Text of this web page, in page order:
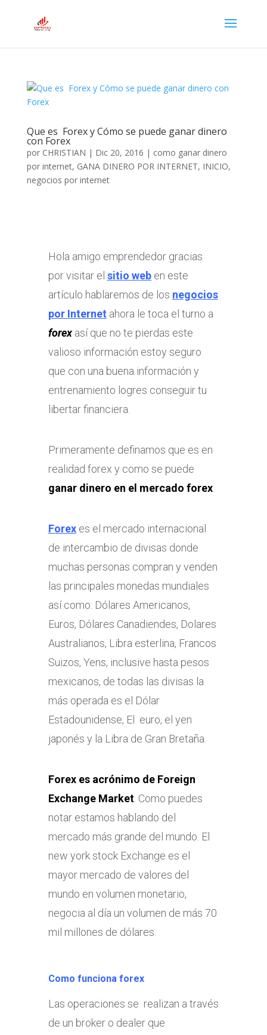
Que es Forex y Cómo se puede ganar dinero
con Forex
por CHRISTIAN | Dic 20, 2016 | como ganar dinero
por internet, GANA DINERO POR INTERNET, INICIO,
negocios por internet
Hola amigo emprendedor gracias
por visitar el sitio weben este
artículo hablaremos de los negocios
por Internet ahora le toca el turno a
forexasí que no te pierdas este
valioso información estoy seguro
que con una buena información y
entrenamiento logres conseguir tu
libertar financiera.
Primeramente definamos que es en
realidad forex y como se puede
ganar dinero en el mercado forex.
Forexes el mercado internacional
de intercambio de divisas donde
muchas personas compran y venden
las principales monedas mundiales
así como: Dólares Americanos,
Euros, Dólares Canadiendes, Dolares
Australianos, Libra esterlina, Francos
Suizos, Yens, inclusive hasta pesos
mexicanos, de todas las divisas la
más operada es el Dólar
Estadounidense, El euro, el yen
japonés y la Libra de Gran Bretaña.
Forex es acrónimo de Foreign
Exchange Market. Como puedes
notar estamos hablando del
mercado más grande del mundo. El
new york stock Exchange es el
mayor mercado de valores del
mundo en volumen monetario,
negocia al día un volumen de más 70
mil millones de dólares.
Como funciona forex
Las operaciones se realizan a través
de un broker o dealer que